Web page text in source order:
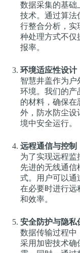
数据采集的基础
技术。通过算法
行整合分析，实
种处理方式不仅
报率。
环境适应性设计
智慧井盖作为户
环境。我们的产
的材料，确保在
外，防水防尘设
境中安全运行。
远程通信与控制
为了实现远程监
先进的无线通信
式。用户可以通
在必要时进行远
和效率。
安全防护与隐私
数据传输过程中
采用加密技术确